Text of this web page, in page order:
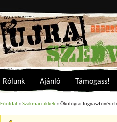
Rólunk Ajánló Támogass!
Jelenlegi hely
Főoldal » Szakmai cikkek » Ökológiai